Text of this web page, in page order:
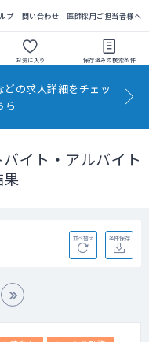
プ 問い合わせ 医師採用ご担当者様へ
お気に入り 保存済みの検索条件
の求人詳細をチェッ
ら
イト・アルバイト
並べ替え 条件保存